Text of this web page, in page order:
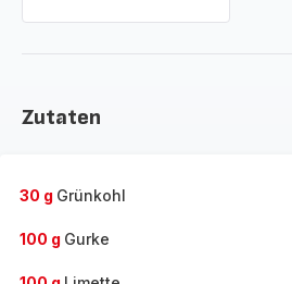
Zutaten
30 g Grünkohl
100 g Gurke